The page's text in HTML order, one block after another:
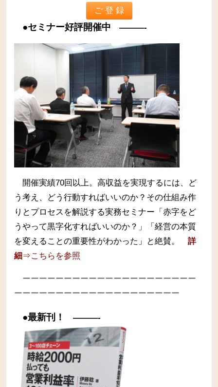
●セミナー好評開催中 ———-
開催実績70回以上。高収益を実現するには、ど
う考え、どう行動すればいいのか？その仕組み作
りとプロセスを解説する実務セミナー 「赤字をど
うやって黒字化すればいいのか？」「経営の本質
を変えることの重要性がわかった」と絶賛。
詳
細 ⇒こちらを参照
ーーーーーーーーーーーーーーーーーーーーー
ーーーーーーーーーーーーーーーーーーーー
●最新刊！ ———-